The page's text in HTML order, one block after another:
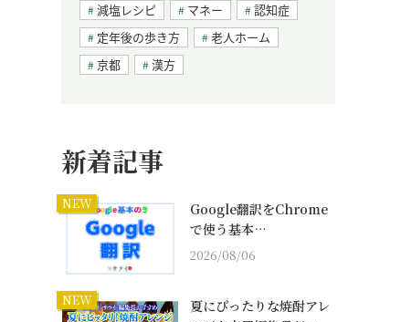
減塩レシピ
マネー
認知症
定年後の歩き方
老人ホーム
京都
漢方
新着記事
NEW
Google翻訳をChrome
で使う基本…
2026/08/06
NEW
夏にぴったりな焼酎アレ